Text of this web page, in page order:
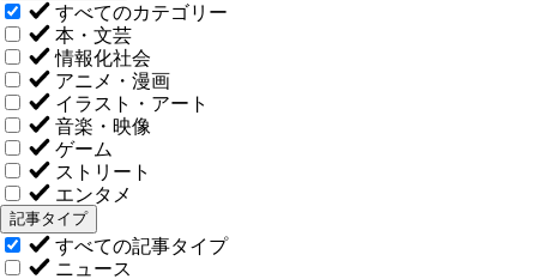
すべてのカテゴリー
本・文芸
情報化社会
アニメ・漫画
イラスト・アート
音楽・映像
ゲーム
ストリート
エンタメ
記事タイプ
すべての記事タイプ
ニュース